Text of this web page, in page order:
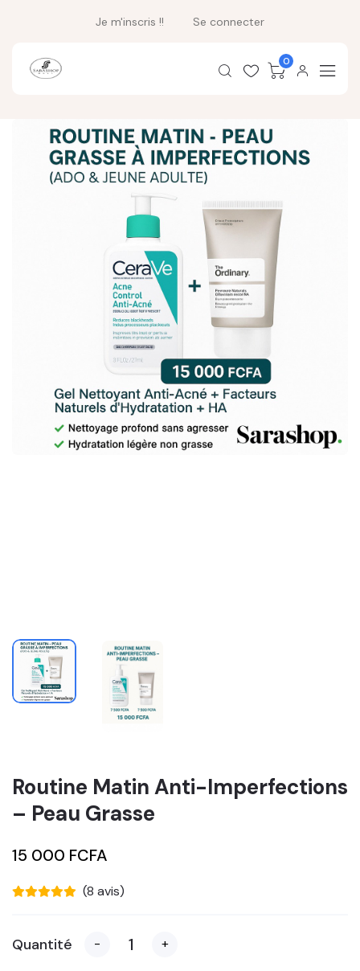
Je m'inscris !! Se connecter
0
Routine Matin Anti-Imperfections
– Peau Grasse
15 000 FCFA
(8 avis)
Quantité - +